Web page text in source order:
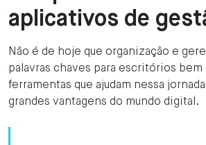
aplicativos de
Não é de hoje que organização e
palavras chaves para escritórios bem
ferramentas que ajudam nessa jornada
grandes vantagens do mundo digital.